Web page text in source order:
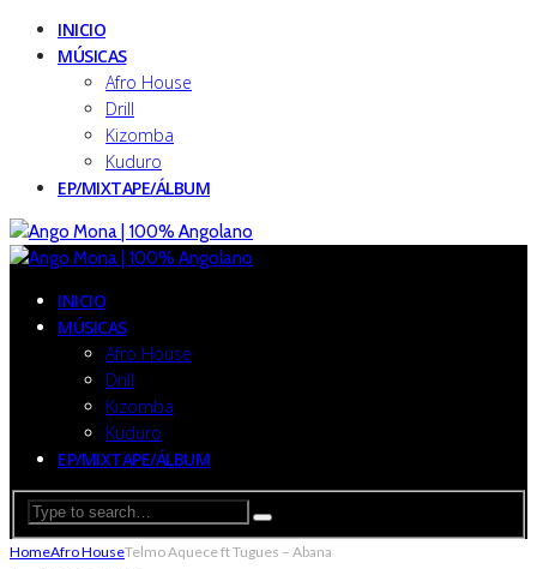
INICIO
MÚSICAS
Afro House
Drill
Kizomba
Kuduro
EP/MIXTAPE/ÁLBUM
INICIO
MÚSICAS
Afro House
Drill
Kizomba
Kuduro
EP/MIXTAPE/ÁLBUM
HomeAfro HouseTelmo Aquece ft Tugues – Abana